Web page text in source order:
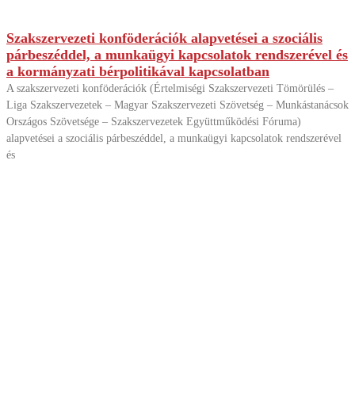
Szakszervezeti konföderációk alapvetései a szociális
párbeszéddel, a munkaügyi kapcsolatok rendszerével és
a kormányzati bérpolitikával kapcsolatban
A szakszervezeti konföderációk (Értelmiségi Szakszervezeti Tömörülés –
Liga Szakszervezetek – Magyar Szakszervezeti Szövetség – Munkástanácsok
Országos Szövetsége – Szakszervezetek Együttműködési Fóruma)
alapvetései a szociális párbeszéddel, a munkaügyi kapcsolatok rendszerével
és